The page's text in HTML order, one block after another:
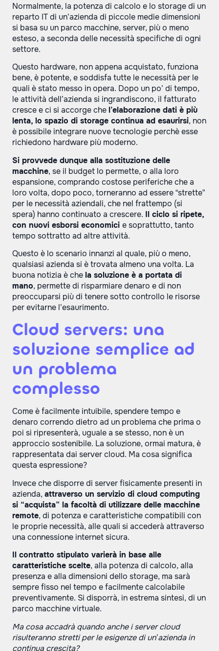
Normalmente, la potenza di calcolo e lo storage di un
reparto IT di un’azienda di piccole medie dimensioni
si basa su un parco macchine, server, più o meno
esteso, a seconda delle necessità specifiche di ogni
settore.
Questo hardware, non appena acquistato, funziona
bene, è potente, e soddisfa tutte le necessità per le
quali è stato messo in opera. Dopo un po’ di tempo,
le attività dell’azienda si ingrandiscono, il fatturato
cresce e ci si accorge chel’elaborazione dati è più
lenta, lo spazio di storage continua ad esaurirsi, non
è possibile integrare nuove tecnologie perchè esse
richiedono hardware più moderno.
Si provvede dunque alla sostituzione delle
macchine, se il budget lo permette, o alla loro
espansione, comprando costose periferiche che a
loro volta, dopo poco, torneranno ad essere “strette”
per le necessità aziendali, che nel frattempo (si
spera) hanno continuato a crescere. Il ciclo si ripete,
con nuovi esborsi economici e soprattutto, tanto
tempo sottratto ad altre attività.
Questo è lo scenario innanzi al quale, più o meno,
qualsiasi azienda si è trovata almeno una volta. La
buona notizia è chela soluzione è a portata di
mano, permette di risparmiare denaro e di non
preoccuparsi più di tenere sotto controllo le risorse
per evitarne l’esaurimento.
Cloud servers: una
soluzione semplice ad
un problema
complesso
Come è facilmente intuibile, spendere tempo e
denaro correndo dietro ad un problema che prima o
poi si ripresenterà, uguale a se stesso, non è un
approccio sostenibile. La soluzione, ormai matura, è
rappresentata dai server cloud. Ma cosa significa
questa espressione?
Invece che disporre di server fisicamente presenti in
azienda, attraverso un servizio di cloud computing
si “acquista” la facoltà di utilizzare delle macchine
remote, di potenza e caratteristiche compatibili con
le proprie necessità, alle quali si accederà attraverso
una connessione internet sicura.
Il contratto stipulato varierà in base alle
caratteristiche scelte, alla potenza di calcolo, alla
presenza e alla dimensioni dello storage, ma sarà
sempre fisso nel tempo e facilmente calcolabile
preventivamente. Si disporrà, in estrema sintesi, di un
parco macchine virtuale.
Ma cosa accadrà quando anche i server cloud
risulteranno stretti per le esigenze di un’azienda in
continua crescita?